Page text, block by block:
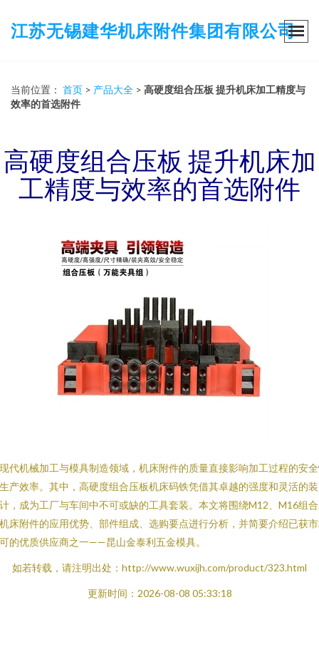
江苏无锡建华机床附件集团有限公司
当前位置： 首页 > 产品大全 > 高硬度组合压板 提升机床加工精度与
效率的首选附件
高硬度组合压板 提升机床加
工精度与效率的首选附件
代机械加工与模具制造领域，机床附件的质量直接影响加工过程的安
产效率。其中，高硬度组合压板机床码铁凭借其卓越的强度和灵活的
，成为工厂与车间中不可或缺的工具套装。本文将围绕M12、M16组
床附件的应用优势、部件组成、选购要点进行分析，并简要介绍已获
的优质供应商之一——昆山金泰利五金模具。
如若转载，请注明出处：http://www.wuxijh.com/product/323.html
更新时间：2026-08-08 05:33:18